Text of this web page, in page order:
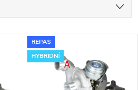
REPAS
HYBRIDNÍ